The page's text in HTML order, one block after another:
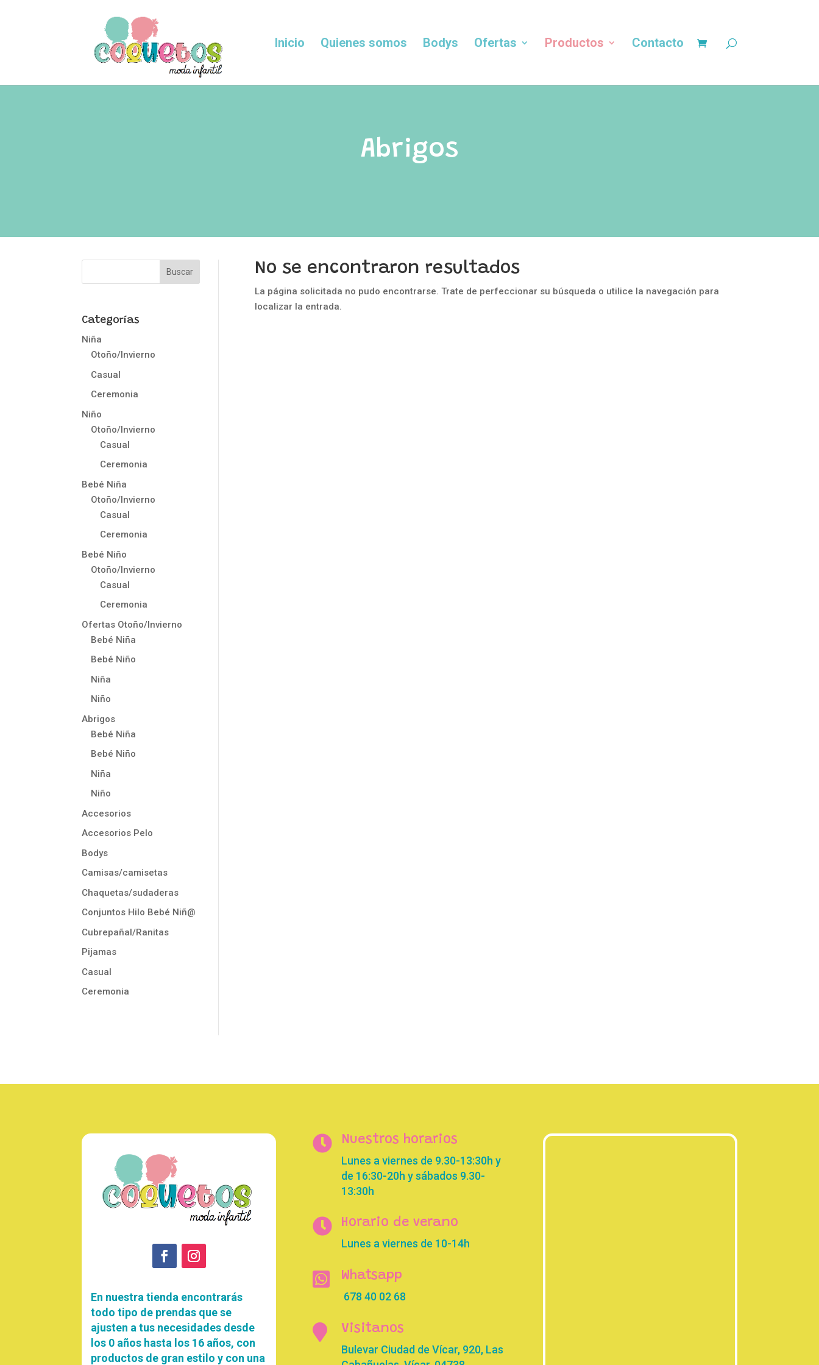
Inicio Quienes somos Bodys Ofertas Productos Contacto
Abrigos
Buscar
Categorías
Niña
Otoño/Invierno
Casual
Ceremonia
Niño
Otoño/Invierno
Casual
Ceremonia
Bebé Niña
Otoño/Invierno
Casual
Ceremonia
Bebé Niño
Otoño/Invierno
Casual
Ceremonia
Ofertas Otoño/Invierno
Bebé Niña
Bebé Niño
Niña
Niño
Abrigos
Bebé Niña
Bebé Niño
Niña
Niño
Accesorios
Accesorios Pelo
Bodys
Camisas/camisetas
Chaquetas/sudaderas
Conjuntos Hilo Bebé Niñ@
Cubrepañal/Ranitas
Pijamas
Casual
Ceremonia
No se encontraron resultados
La página solicitada no pudo encontrarse. Trate de perfeccionar su búsqueda o utilice la navegación para
localizar la entrada.
En nuestra tienda encontrarás
todo tipo de prendas que se
ajusten a tus necesidades desde
los 0 años hasta los 16 años, con
productos de gran estilo y con una
 Nuestros horarios
Lunes a viernes de 9.30-13:30h y
de 16:30-20h y sábados 9.30-
13:30h
 Horario de verano
Lunes a viernes de 10-14h
 Whatsapp
678 40 02 68
 Visitanos
Bulevar Ciudad de Vícar, 920, Las